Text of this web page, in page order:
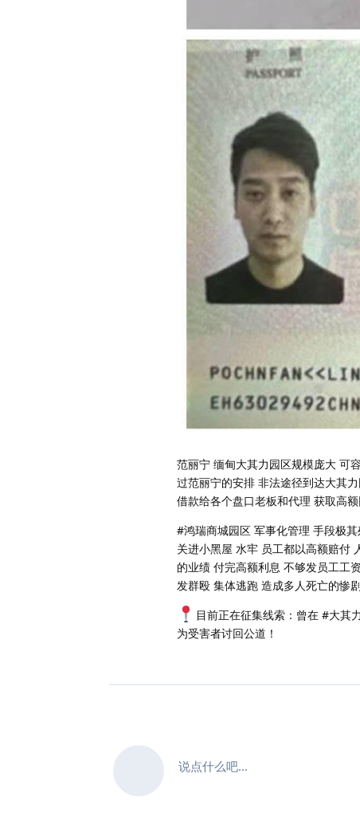
范丽宁 缅甸大其力园区规模庞大 可
过范丽宁的安排 非法途径到达大其
借款给各个盘口老板和代理 获取高额
#鸿瑞商城园区 军事化管理 手段极
关进小黑屋 水牢 员工都以高额赔付
的业绩 付完高额利息 不够发员工工
发群殴 集体逃跑 造成多人死亡的惨
目前正在征集线索：曾在 #大其
为受害者讨回公道！
说点什么吧...